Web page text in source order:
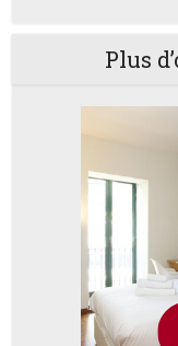
Plus